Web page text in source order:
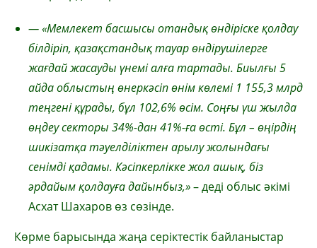
— «Мемлекет басшысы отандық өндіріске қолдау
білдіріп, қазақстандық тауар өндірушілерге
жағдай жасауды үнемі алға тартады. Биылғы 5
айда облыстың өнеркәсіп өнім көлемі 1 155,3 млрд
теңгені құрады, бұл 102,6% өсім. Соңғы үш жылда
өңдеу секторы 34%-дан 41%-ға өсті. Бұл – өңірдің
шикізатқа тәуелділіктен арылу жолындағы
сенімді қадамы. Кәсіпкерлікке жол ашық, біз
әрдайым қолдауға дайынбыз,»– деді облыс әкімі
Асхат Шахаров өз сөзінде.
Көрме барысында жаңа серіктестік байланыстар